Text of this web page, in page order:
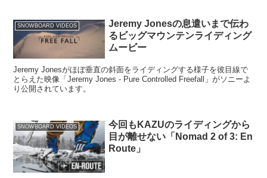
SNOWBOARD VIDEOS
Jeremy Jonesの息遣いまで伝わ
るビッグマウンテンライディング
ムービー
Jeremy Jonesがほぼ垂直の斜面をライディングする様子を彼目線で
とらえた映像「Jeremy Jones - Pure Controlled Freefall」がソニーよ
り公開されています。
SNOWBOARD VIDEOS
今回もKAZUのライディングから
目が離せない「Nomad 2 of 3: En
Route」